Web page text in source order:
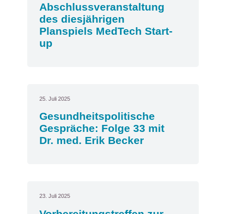
Abschlussveranstaltung
des diesjährigen
Planspiels MedTech Start-
up
25. Juli 2025
Gesundheitspolitische
Gespräche: Folge 33 mit
Dr. med. Erik Becker
23. Juli 2025